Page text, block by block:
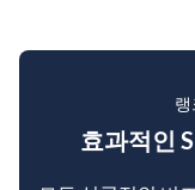
효과적인